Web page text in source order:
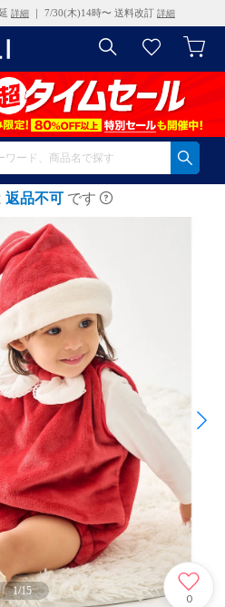
詳細 ｜ 7/30(木)14時〜 送料改訂 詳細
返品不可 です
1/15
0